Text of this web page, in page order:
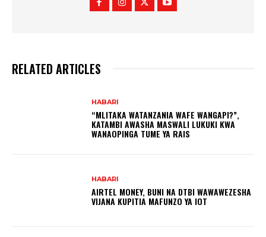
RELATED ARTICLES
HABARI
“MLITAKA WATANZANIA WAFE WANGAPI?”,
KATAMBI AWASHA MASWALI LUKUKI KWA
WANAOPINGA TUME YA RAIS
HABARI
AIRTEL MONEY, BUNI NA DTBI WAWAWEZESHA
VIJANA KUPITIA MAFUNZO YA IOT